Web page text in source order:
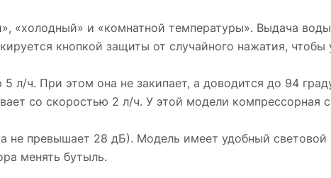
«холодный» и «комнатной температуры». Выдача
кнопкой защиты от случайного нажатия, чтобы
л/ч. При этом она не закипает, а доводится до 94
со скоростью 2 л/ч. У этой модели компрессорная
не превышает 28 дБ). Модель имеет удобный световой
менять бутыль.